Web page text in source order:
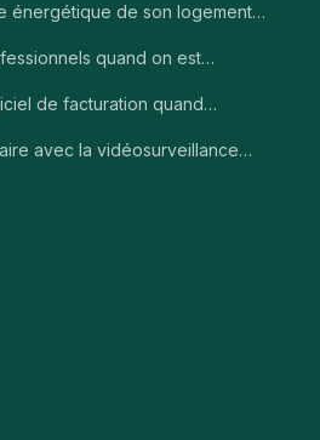
énergétique de son logement…
quand on est…
de facturation quand…
avec la vidéosurveillance…